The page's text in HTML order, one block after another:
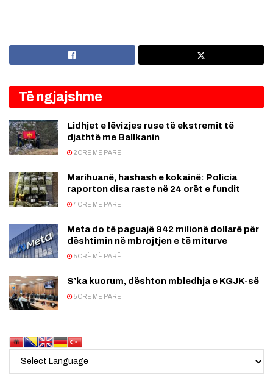
Të ngjajshme
Lidhjet e lëvizjes ruse të ekstremit të
djathtë me Ballkanin
2 ORË MË PARË
Marihuanë, hashash e kokainë: Policia
raporton disa raste në 24 orët e fundit
4 ORË MË PARË
Meta do të paguajë 942 milionë dollarë për
dështimin në mbrojtjen e të miturve
5 ORË MË PARË
S’ka kuorum, dështon mbledhja e KGJK-së
5 ORË MË PARË